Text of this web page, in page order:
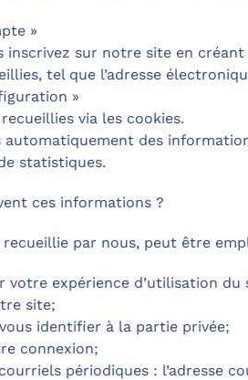
»
inscrivez sur notre site en
tel que l’adresse
»
via les cookies.
automatiquement des
statistiques.
ces informations ?
par nous, peut être
votre expérience d’utilisation du
site;
identifier à la partie privée;
connexion;
périodiques : l’adresse